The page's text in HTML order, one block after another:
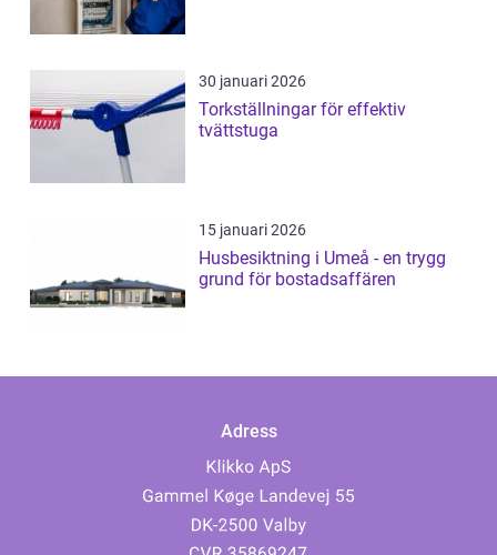
30 januari 2026
Torkställningar för effektiv
tvättstuga
15 januari 2026
Husbesiktning i Umeå - en trygg
grund för bostadsaffären
Adress